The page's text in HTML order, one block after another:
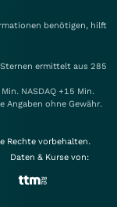
benötigen, hilft
ermittelt aus 285
NASDAQ +15 Min.
Angaben ohne Gewähr.
Rechte vorbehalten.
Daten & Kurse von: